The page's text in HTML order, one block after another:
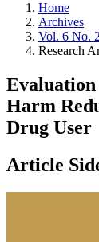
Home
Archives
Vol. 6 No.
Research
Harm
Drug User
Article